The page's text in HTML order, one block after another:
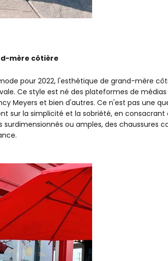
mère côtière
pour 2022, l'esthétique de grand-mère
Ce style est né des plateformes de
Meyers et bien d'autres. Ce n'est pas une
sur la simplicité et la sobriété, en
surdimensionnés ou amples, des chaussures